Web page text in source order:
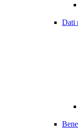
Dati